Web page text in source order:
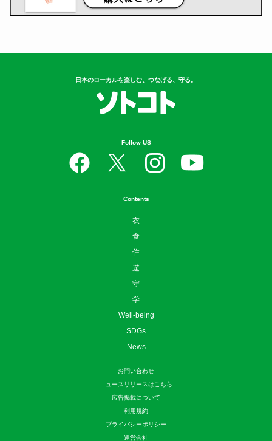
日本のローカルを楽しむ、つなげる、守る。
Follow US
Contents
衣
食
住
遊
守
学
Well-being
SDGs
News
お問い合わせ
ニュースリリースはこちら
広告掲載について
利用規約
プライバシーポリシー
運営会社